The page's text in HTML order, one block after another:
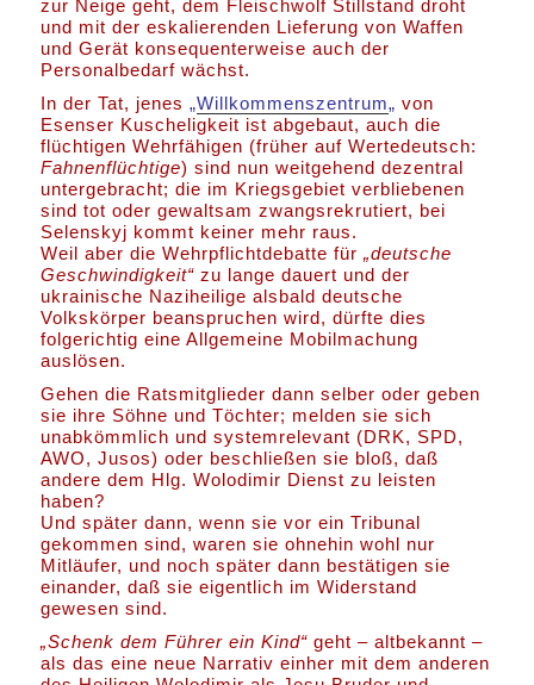
zur Neige geht, dem Fleischwolf Stillstand droht
und mit der eskalierenden Lieferung von Waffen
und Gerät konsequenterweise auch der
Personalbedarf wächst.
In der Tat, jenes„Willkommenszentrum„ von
Esenser Kuscheligkeit ist abgebaut, auch die
flüchtigen Wehrfähigen (früher auf Wertedeutsch:
Fahnenflüchtige) sind nun weitgehend dezentral
untergebracht; die im Kriegsgebiet verbliebenen
sind tot oder gewaltsam zwangsrekrutiert, bei
Selenskyj kommt keiner mehr raus.
Weil aber die Wehrpflichtdebatte für„deutsche
Geschwindigkeit“ zu lange dauert und der
ukrainische Naziheilige alsbald deutsche
Volkskörper beanspruchen wird, dürfte dies
folgerichtig eine Allgemeine Mobilmachung
auslösen.
Gehen die Ratsmitglieder dann selber oder geben
sie ihre Söhne und Töchter; melden sie sich
unabkömmlich und systemrelevant (DRK, SPD,
AWO, Jusos) oder beschließen sie bloß, daß
andere dem Hlg. Wolodimir Dienst zu leisten
haben?
Und später dann, wenn sie vor ein Tribunal
gekommen sind, waren sie ohnehin wohl nur
Mitläufer, und noch später dann bestätigen sie
einander, daß sie eigentlich im Widerstand
gewesen sind.
„Schenk dem Führer ein Kind“ geht – altbekannt –
als das eine neue Narrativ einher mit dem anderen